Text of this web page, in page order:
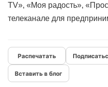
TV», «Моя радость»,
телеканале для
Вставить в блог